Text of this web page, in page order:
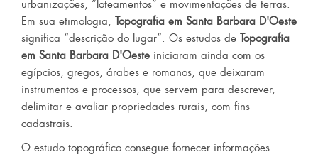
urbanizações, “loteamentos” e movimentações de terras.
Em sua etimologia, Topografia em Santa Barbara D'Oeste
significa “descrição do lugar”. Os estudos de Topografia
em Santa Barbara D'Oeste iniciaram ainda com os
egípcios, gregos, árabes e romanos, que deixaram
instrumentos e processos, que servem para descrever,
delimitar e avaliar propriedades rurais, com fins
cadastrais.
O estudo topográfico consegue fornecer informações